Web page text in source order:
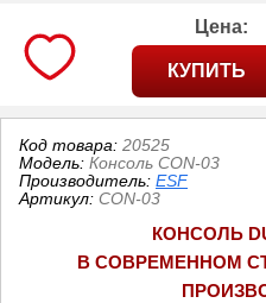
Цена:
Код товара: 20525
Модель: Консоль CON-03
Производитель: ESF
Артикул: CON-03
КОНСОЛЬ
В СОВРЕМЕННОМ